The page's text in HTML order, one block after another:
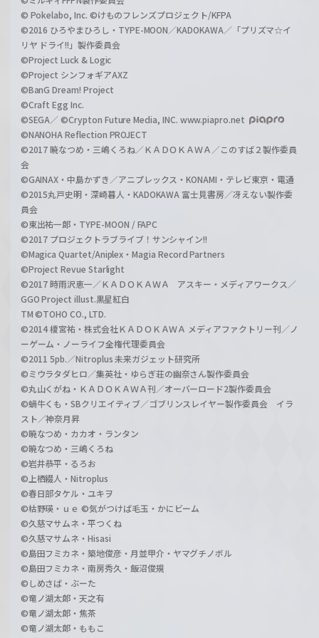
© Pokelabo, Inc. ©けものフレンズプロジェクト/KFPA
©2016 ひろやまひろし・TYPE-MOON／KADOKAWA／「プリズマ☆イ
リヤ ドライ!!」製作委員会
©Project Luck & Logic
©Project シンフォギアAXZ
©BanG Dream! Project
©Craft Egg Inc.
©SEGA／ ©Crypton Future Media, INC. www.piapro.net
©NANOHA Reflection PROJECT
©2017 暁なつめ・三嶋くろね／ＫＡＤＯＫＡＷＡ／このすば２製作委員
会
©GAINAX・中島かずき／アニプレックス・KONAMI・テレビ東京・電通
©2015丸戸史明・深崎暮人・KADOKAWA 富士見書房／冴えない製作委
員会
©東出祐一郎・TYPE-MOON / FAPC
©2017 プロジェクトラブライブ！サンシャイン!!
©Magica Quartet/Aniplex・Magia Record Partners
©Project Revue Starlight
©2017 時雨沢恵一／ＫＡＤＯＫＡＷＡ アスキー・メディアワークス／
GGO Project illust.黒星紅白
TM ©TOHO CO., LTD.
©2014 榎宮祐・株式会社ＫＡＤＯＫＡＷＡ メディアファクトリー刊／ノ
ーゲーム・ノーライフ全権代理委員会
©2011 5pb.／Nitroplus 未来ガジェット研究所
©ミウラタダヒロ／集英社・ゆらぎ荘の幽奈さん製作委員会
©丸山くがね・ＫＡＤＯＫＡＷＡ刊／オーバーロード2製作委員会
©蝸牛くも・SBクリエイティブ／ゴブリンスレイヤー製作委員会 イラ
スト／神奈月昇
©暁なつめ・カカオ・ランタン
©暁なつめ・三嶋くろね
©岩井恭平・るろお
©上栖綴人・Nitroplus
©春日部タケル・ユキヲ
©枯野瑛・ｕｅ ©気がつけば毛玉・かにビーム
©久慈マサムネ・平つくね
©久慈マサムネ・Hisasi
©島田フミカネ・築地俊彦・月並甲介・ヤマグチノボル
©島田フミカネ・南房秀久・飯沼俊規
©しめさば・ぶーた
©竜ノ湖太郎・天之有
©竜ノ湖太郎・焦茶
©竜ノ湖太郎・ももこ